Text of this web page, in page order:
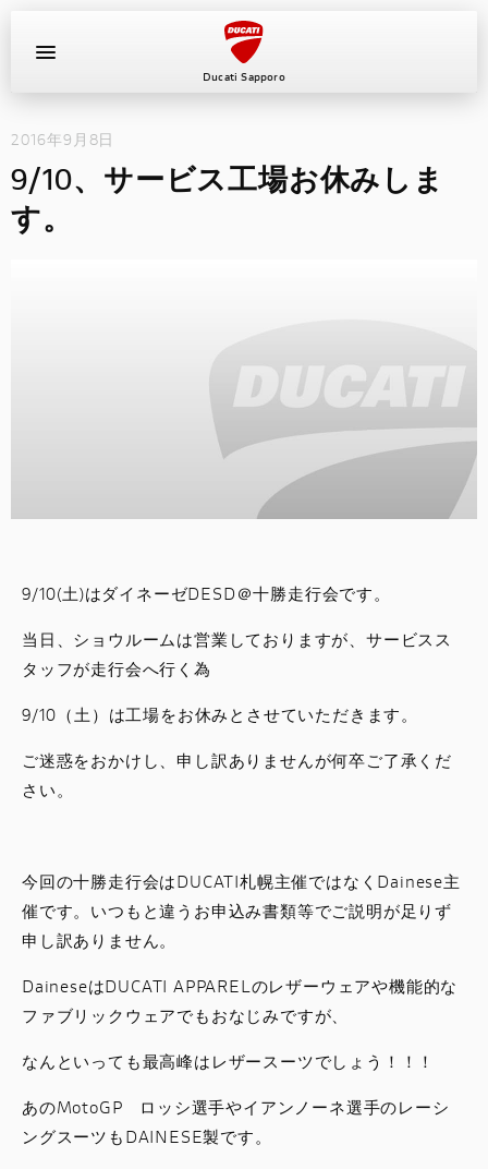
Ducati Sapporo
イベント
スタッフ
アパレル
お支払いシミュレーション
お問合せ
2016年9月8日
9/10、サービス工場お休みしま
す。
9/10(土)はダイネーゼDESD＠十勝走行会です。
当日、ショウルームは営業しておりますが、サービスス
タッフが走行会へ行く為
9/10（土）は工場をお休みとさせていただきます。
ご迷惑をおかけし、申し訳ありませんが何卒ご了承くだ
さい。
今回の十勝走行会はDUCATI札幌主催ではなくDainese主
催です。いつもと違うお申込み書類等でご説明が足りず
申し訳ありません。
DaineseはDUCATI APPARELのレザーウェアや機能的な
ファブリックウェアでもおなじみですが、
なんといっても最高峰はレザースーツでしょう！！！
あのMotoGP ロッシ選手やイアンノーネ選手のレーシ
ングスーツもDAINESE製です。